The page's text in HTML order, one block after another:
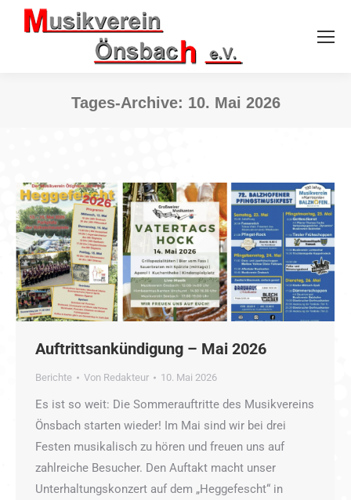
Tages-Archive: 10. Mai 2026
Auftrittsankündigung – Mai 2026
Berichte Von Redakteur 10. Mai 2026
Es ist so weit: Die Sommerauftritte des Musikvereins
Önsbach starten wieder! Im Mai sind wir bei drei
Festen musikalisch zu hören und freuen uns auf
zahlreiche Besucher. Den Auftakt macht unser
Unterhaltungskonzert auf dem „Heggefescht“ in